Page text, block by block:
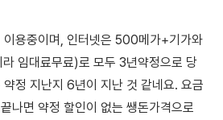
용중이며, 인터넷은 500메가+기가와
임대료무료)로 모두 3년약정으로 당
정 지난지 6년이 지난 것 같네요. 요금
나면 약정 할인이 없는 쌩돈가격으로